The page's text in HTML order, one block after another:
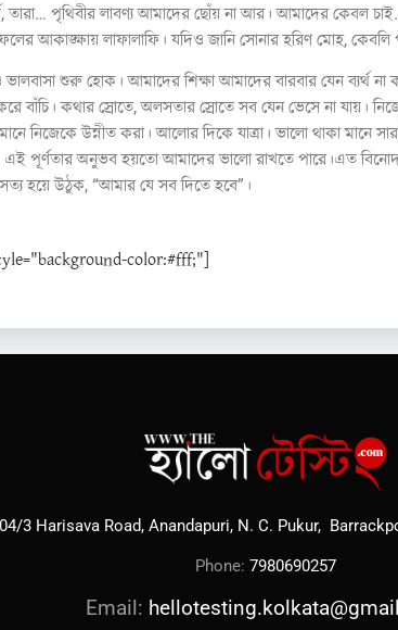
তারা… পৃথিবীর লাবণ্য আমাদের ছোঁয় না আর। আমাদের কেবল
আকাঙ্ক্ষায় লাফালাফি। যদিও জানি সোনার হরিণ মোহ, কেবলি
শুরু হোক। আমাদের শিক্ষা আমাদের বারবার যেন ব্যর্থ না
বাঁচি। কথার স্রোতে, অলসতার স্রোতে সব যেন ভেসে না যায়।
নিজেকে উন্নীত করা। আলোর দিকে যাত্রা। ভালো থাকা মানে
এই পূর্ণতার অনুভব হয়তো আমাদের ভালো রাখতে পারে।এত
সত্য হয়ে উঠুক, “আমার যে সব দিতে হবে”।
color:#fff;"]
3 Harisava Road, Anandapuri, N. C. Pukur,
Phone: 7980690257
Email: